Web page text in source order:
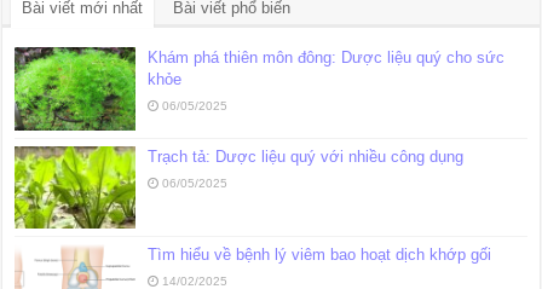
Bài viết mới nhất Bài viết phổ biến
Khám phá thiên môn đông: Dược liệu quý cho sức
khỏe
06/05/2025
Trạch tả: Dược liệu quý với nhiều công dụng
06/05/2025
Tìm hiểu về bệnh lý viêm bao hoạt dịch khớp gối
14/02/2025